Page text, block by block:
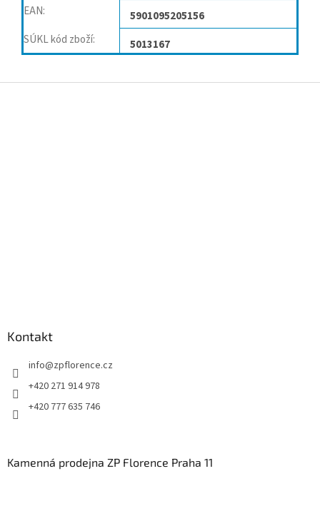
EAN:
5901095205156
SÚKL kód zboží: 5013167
Kontakt
info@zpflorence.cz
+420 271 914 978
+420 777 635 746
Kamenná prodejna ZP Florence Praha 11